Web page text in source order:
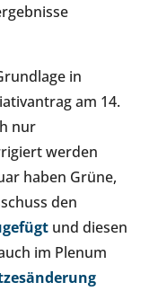
in
am 14.
nur
werden
haben Grüne,
den
und diesen
im Plenum